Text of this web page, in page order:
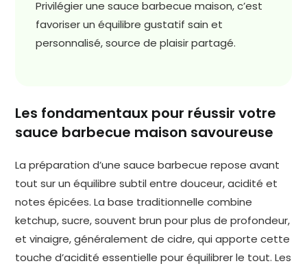
Privilégier une sauce barbecue maison, c’est
favoriser un équilibre gustatif sain et
personnalisé, source de plaisir partagé.
Les fondamentaux pour réussir votre
sauce barbecue maison savoureuse
La préparation d’une sauce barbecue repose avant
tout sur un équilibre subtil entre douceur, acidité et
notes épicées. La base traditionnelle combine
ketchup, sucre, souvent brun pour plus de profondeur,
et vinaigre, généralement de cidre, qui apporte cette
touche d’acidité essentielle pour équilibrer le tout. Les